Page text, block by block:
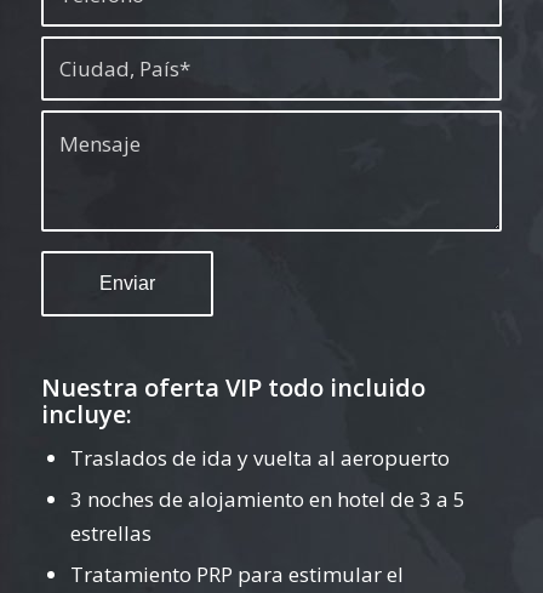
Nuestra oferta VIP todo incluido
incluye:
Traslados de ida y vuelta al aeropuerto
3 noches de alojamiento en hotel de 3 a 5
estrellas
Tratamiento PRP para estimular el